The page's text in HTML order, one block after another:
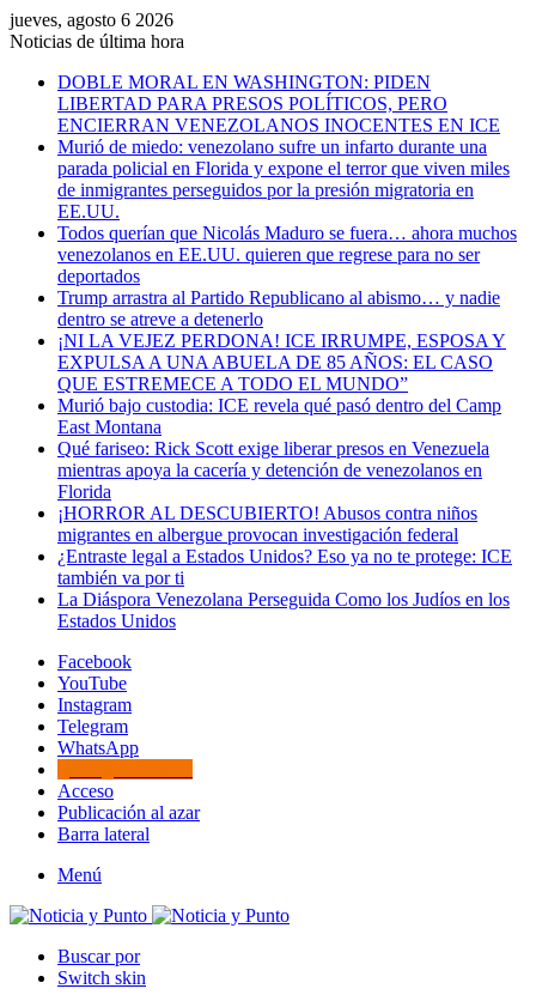
jueves, agosto 6 2026
Noticias de última hora
DOBLE MORAL EN WASHINGTON: PIDEN
LIBERTAD PARA PRESOS POLÍTICOS, PERO
ENCIERRAN VENEZOLANOS INOCENTES EN ICE
Murió de miedo: venezolano sufre un infarto durante una
parada policial en Florida y expone el terror que viven miles
de inmigrantes perseguidos por la presión migratoria en
EE.UU.
Todos querían que Nicolás Maduro se fuera… ahora muchos
venezolanos en EE.UU. quieren que regrese para no ser
deportados
Trump arrastra al Partido Republicano al abismo… y nadie
dentro se atreve a detenerlo
¡NI LA VEJEZ PERDONA! ICE IRRUMPE, ESPOSA Y
EXPULSA A UNA ABUELA DE 85 AÑOS: EL CASO
QUE ESTREMECE A TODO EL MUNDO”
Murió bajo custodia: ICE revela qué pasó dentro del Camp
East Montana
Qué fariseo: Rick Scott exige liberar presos en Venezuela
mientras apoya la cacería y detención de venezolanos en
Florida
¡HORROR AL DESCUBIERTO! Abusos contra niños
migrantes en albergue provocan investigación federal
¿Entraste legal a Estados Unidos? Eso ya no te protege: ICE
también va por ti
La Diáspora Venezolana Perseguida Como los Judíos en los
Estados Unidos
Facebook
YouTube
Instagram
Telegram
WhatsApp
Acceso
Publicación al azar
Barra lateral
Menú
Buscar por
Switch skin